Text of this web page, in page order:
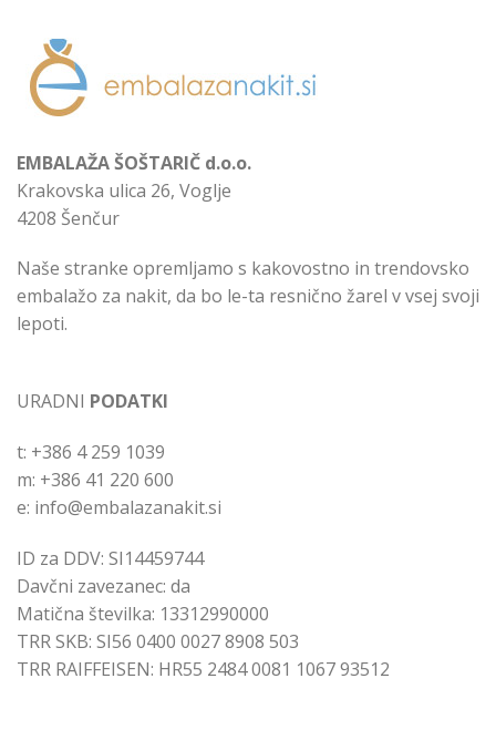
EMBALAŽA ŠOŠTARIČ d.o.o.
Krakovska ulica 26, Voglje
4208 Šenčur
Naše stranke opremljamo s kakovostno in trendovsko
embalažo za nakit, da bo le-ta resnično žarel v vsej svoji
lepoti.
URADNI PODATKI
t: +386 4 259 1039
m: +386 41 220 600
e: info@embalazanakit.si
ID za DDV: SI14459744
Davčni zavezanec: da
Matična številka: 13312990000
TRR SKB: SI56 0400 0027 8908 503
TRR RAIFFEISEN: HR55 2484 0081 1067 93512